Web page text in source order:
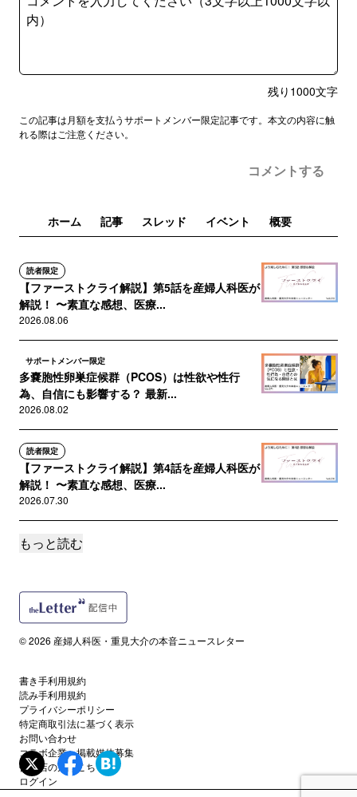
残り 1000文字
この記事は月額を支払うサポートメンバー限定記事です。本文の内容に触
れる際はご注意ください。
コメントする
ホーム 記事 スレッド イベント 概要
読者限定
【ファーストクライ解説】第5話を産婦人科医が
解説！ 〜素直な感想、医療...
2026.08.06
サポートメンバー限定
多嚢胞性卵巣症候群（PCOS）は性欲や性行
為、自信にも影響する？ 最新...
2026.08.02
読者限定
【ファーストクライ解説】第4話を産婦人科医が
解説！ 〜素直な感想、医療...
2026.07.30
サポートメンバー限定
2026.07.26
【ファーストクライ解説】第3話を産婦人科医が
2026.07.23
サポートメンバー限定
離れた国からも遠隔で手術が受けられる時代
に？驚きの研究報告を紹介します...
2026.07.19
もっと読む
© 2026 産婦人科医・重見大介の本音ニュースレター
書き手利用規約
読み手利用規約
プライバシーポリシー
特定商取引法に基づく表示
お問い合わせ
コラボ企業・掲載媒体募集
代理店の方はこちら
ログイン